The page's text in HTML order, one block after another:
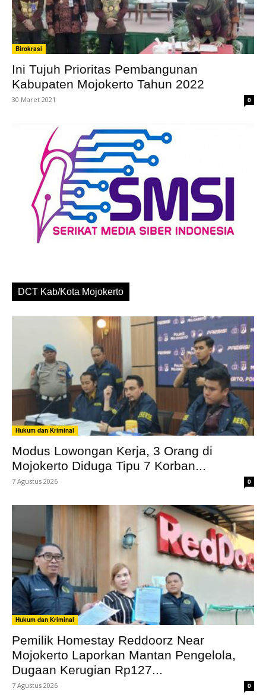
Birokrasi
Ini Tujuh Prioritas Pembangunan
Kabupaten Mojokerto Tahun 2022
30 Maret 2021 0
DCT Kab/Kota Mojokerto
Hukum dan Kriminal
Modus Lowongan Kerja, 3 Orang di
Mojokerto Diduga Tipu 7 Korban...
7 Agustus 2026 0
Hukum dan Kriminal
Pemilik Homestay Reddoorz Near
Mojokerto Laporkan Mantan Pengelola,
Dugaan Kerugian Rp127...
7 Agustus 2026 0